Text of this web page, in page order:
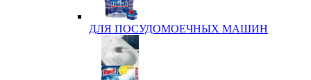
ДЛЯ ПОСУДОМОЕЧНЫХ МАШИН